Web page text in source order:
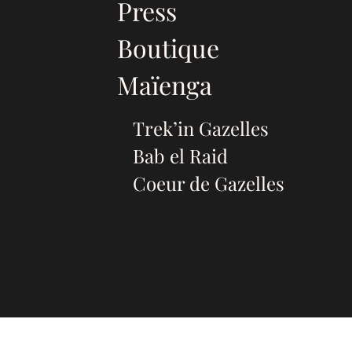
Press
Boutique
Maïenga
Trek’in Gazelles
Bab el Raid
Coeur de Gazelles